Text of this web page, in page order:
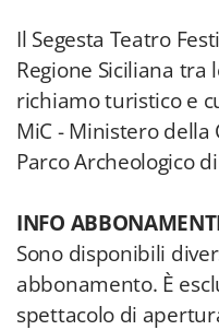
Il Segesta Teatro
Regione Siciliana
richiamo turistico e
MiC - Ministero
Parco Archeologico
INFO
Sono disponibili
abbonamento. È
spettacolo di